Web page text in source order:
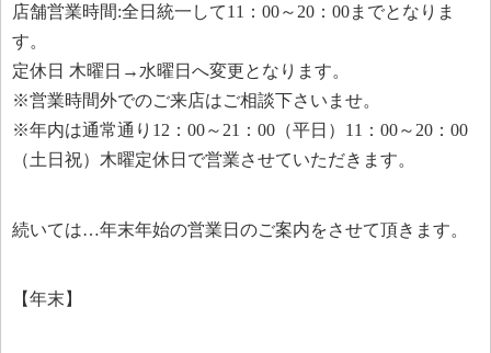
店舗営業時間:全日統一して11：00～20：00までとなりま
す。
定休日 木曜日→水曜日へ変更となります。
※営業時間外でのご来店はご相談下さいませ。
※年内は通常通り12：00～21：00（平日）11：00～20：00
（土日祝）木曜定休日で営業させていただきます。
続いては…年末年始の営業日のご案内をさせて頂きます。
【年末】